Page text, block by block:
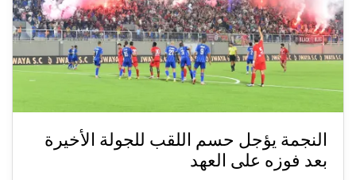
النجمة يؤجل حسم اللقب للجولة الأخيرة
بعد فوزه على العهد